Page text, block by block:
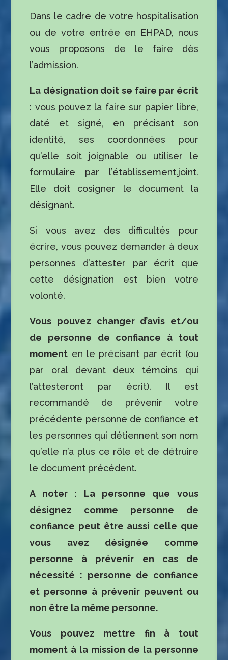
Dans le cadre de votre hospitalisation
ou de votre entrée en EHPAD, nous
vous proposons de le faire dès
l’admission.
La désignation doit se faire par écrit
: vous pouvez la faire sur papier libre,
daté et signé, en préci­sant son
identité, ses coordonnées pour
qu’elle soit joignable ou utiliser le
formulaire par l’établissement.joint.
Elle doit cosigner le document la
désignant.
Si vous avez des difficultés pour
écrire, vous pouvez demander à deux
personnes d’attester par écrit que
cette désignation est bien votre
volonté.
Vous pouvez changer d’avis et/ou
de personne de confiance à tout
moment en le précisant par écrit (ou
par oral devant deux témoins qui
l’attesteront par écrit). Il est
recommandé de prévenir votre
précédente personne de confiance et
les personnes qui détiennent son nom
qu’elle n’a plus ce rôle et de détruire
le document précédent.
A noter : La personne que vous
désignez comme personne de
confiance peut être aussi celle que
vous avez désignée comme
personne à prévenir en cas de
nécessité : personne de confiance
et personne à prévenir peuvent ou
non être la même personne.
Vous pouvez mettre fin à tout
moment à la mission de la personne